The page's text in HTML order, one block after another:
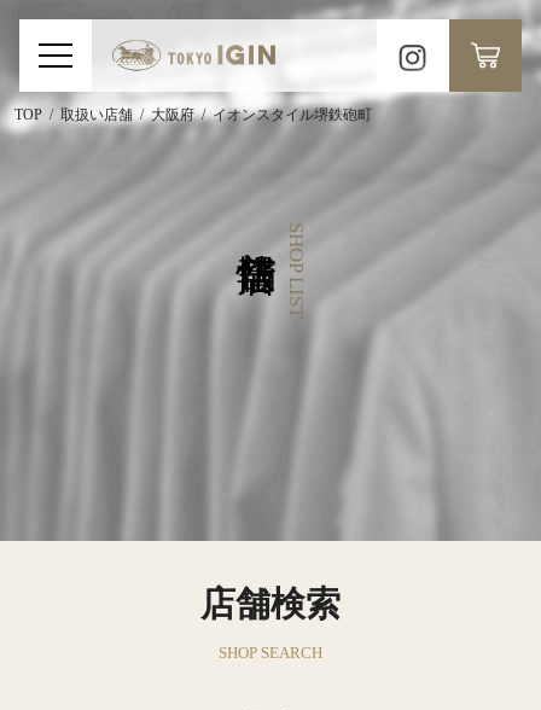
SHOP LIST
TOP 取扱い店舗 大阪府 イオンスタイル堺鉄砲町
店舗検索
SHOP SEARCH